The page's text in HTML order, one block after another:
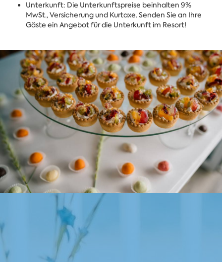
Unterkunft: Die Unterkunftspreise beinhalten 9%
MwSt., Versicherung und Kurtaxe. Senden Sie an Ihre
Gäste ein Angebot für die Unterkunft im Resort!